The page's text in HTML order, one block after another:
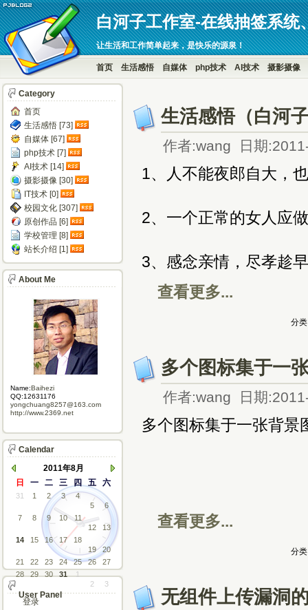
白河子工作室-在线抽签系统
让生活和工作简单起来，是快乐的源泉！
首页 生活感悟 自媒体 php技术 AI技术 摄影摄像
生活感悟（白河
作者:wang 日期
1、人不能夜郎自大，
2、一个正常的女人应
3、感念亲情，尽孝趁
查看更多...
分
多个图标集于一
作者:wang 日期
多个图标集于一张背景
查看更多...
分
无组件上传漏洞
Category
首页
生活感悟 [73]
自媒体 [67]
php技术 [7]
AI技术 [14]
摄影摄像 [30]
IT技术 [0]
校园文化 [307]
原创作品 [6]
学校管理 [8]
站长介绍 [1]
About Me
Name:Baihezi
QQ:12631176
yongchuang8257@163.com
http://www.2369.net
Calendar
2011年8月
日
一 二 三 四 五 六
31 1 2 3
4
5
6
7
8 9 10
11
12
13
14
15 16 17
18
19
20
21
22 23 24 25 26
27
28
29 30 31
1
2
3
User Panel
登录